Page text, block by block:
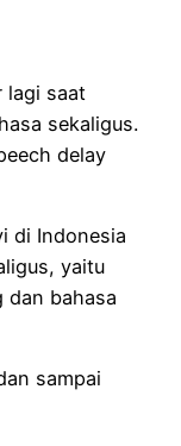
lagi saat
sekaligus.
delay
di Indonesia
yaitu
dan bahasa
sampai